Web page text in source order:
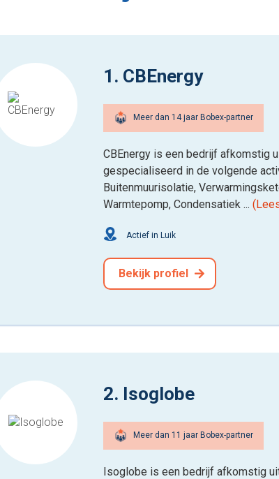
1. CBEnergy
Meer dan 14 jaar Bobex-partner
CBEnergy is een bedrijf afkomstig
gespecialiseerd in de volgende
Buitenmuurisolatie,
Warmtepomp, Condensatiek ...
Actief in Luik
Bekijk profiel
2. Isoglobe
Meer dan 11 jaar Bobex-partner
Isoglobe is een bedrijf afkomstig